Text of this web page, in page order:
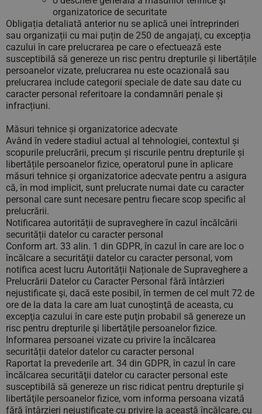
organizatorice de securitate
Obligația detaliată anterior nu se aplică unei întreprinderi
sau organizații cu mai puțin de 250 de angajați, cu excepția
cazului în care prelucrarea pe care o efectuează este
susceptibilă să genereze un risc pentru drepturile și libertățile
persoanelor vizate, prelucrarea nu este ocazională sau
prelucrarea include categorii speciale de date sau date cu
caracter personal referitoare la condamnări penale și
infracțiuni.
Măsuri tehnice și organizatorice adecvate
Având în vedere stadiul actual al tehnologiei, contextul și
scopurile prelucrării, precum și riscurile pentru drepturile și
libertățile persoanelor fizice, operatorul pune în aplicare
măsuri tehnice și organizatorice adecvate pentru a asigura
că, în mod implicit, sunt prelucrate numai date cu caracter
personal care sunt necesare pentru fiecare scop specific al
prelucrării.
Notificarea autorității de supraveghere în cazul încălcării
securității datelor cu caracter personal
Conform art. 33 alin. 1 din GDPR, în cazul în care are loc o
încălcare a securităţii datelor cu caracter personal, vom
notifica acest lucru Autorității Naționale de Supraveghere a
Prelucrării Datelor cu Caracter Personal fără întârzieri
nejustificate şi, dacă este posibil, în termen de cel mult 72 de
ore de la data la care am luat cunoştinţă de aceasta, cu
excepţia cazului în care este puţin probabil să genereze un
risc pentru drepturile şi libertăţile persoanelor fizice.
Informarea persoanei vizate cu privire la încălcarea
securității datelor datelor cu caracter personal
Raportat la prevederile art. 34 din GDPR, în cazul în care
încălcarea securităţii datelor cu caracter personal este
susceptibilă să genereze un risc ridicat pentru drepturile şi
libertăţile persoanelor fizice, vom informa persoana vizată
fără întârzieri nejustificate cu privire la această încălcare, cu